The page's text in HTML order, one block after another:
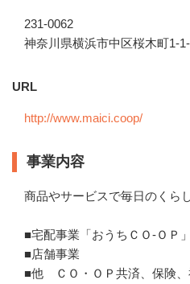
231-0062
神奈川県横浜市中区桜木町1-
URL
http://www.maici.coop/
事業内容
商品やサービスで毎日のくら
■宅配事業「おうちＣＯ-ＯＰ」
■店舗事業
■他　ＣＯ・ＯＰ共済、保険